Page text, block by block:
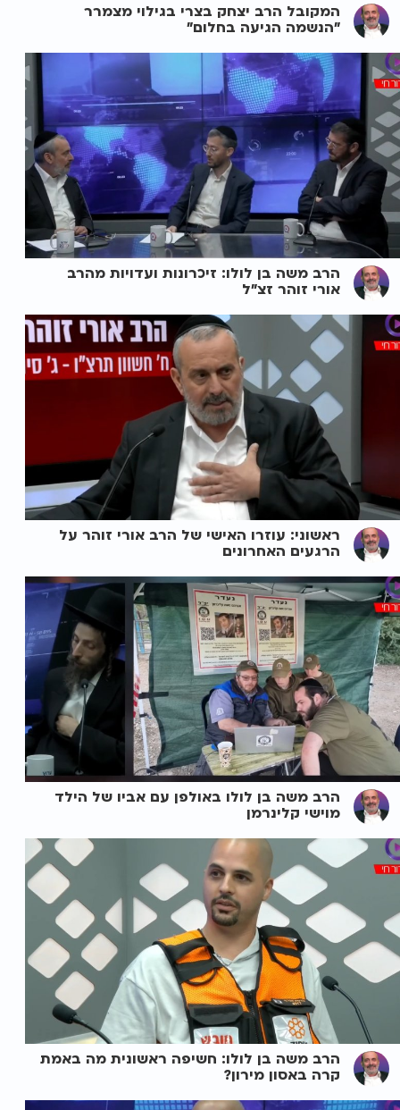
המקובל הרב יצחק בצרי בגילוי מצמרר
"הנשמה הגיעה בחלום"
הרב משה בן לולו: זיכרונות ועדויות מהרב
אורי זוהר זצ"ל
ראשוני: עוזרו האישי של הרב אורי זוהר על
הרגעים האחרונים
הרב משה בן לולו באולפן עם אביו של הילד
מוישי קלינרמן
הרב משה בן לולו: חשיפה ראשונית מה באמת
קרה באסון מירון?